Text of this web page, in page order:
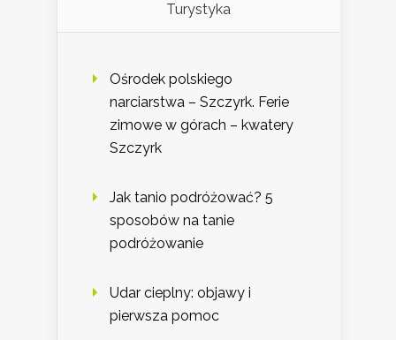
Turystyka
Ośrodek polskiego
narciarstwa – Szczyrk. Ferie
zimowe w górach – kwatery
Szczyrk
Jak tanio podróżować? 5
sposobów na tanie
podróżowanie
Udar cieplny: objawy i
pierwsza pomoc